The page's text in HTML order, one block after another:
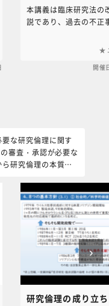
本講義は臨床研究法の
説であり、過去の不正
の制度整備を紹介し
会の役割、利益相反
連絡ください。
開催
な研究倫理に関す
審査・承認が必要な
研究倫理の本質を
研究倫理の成り立
›